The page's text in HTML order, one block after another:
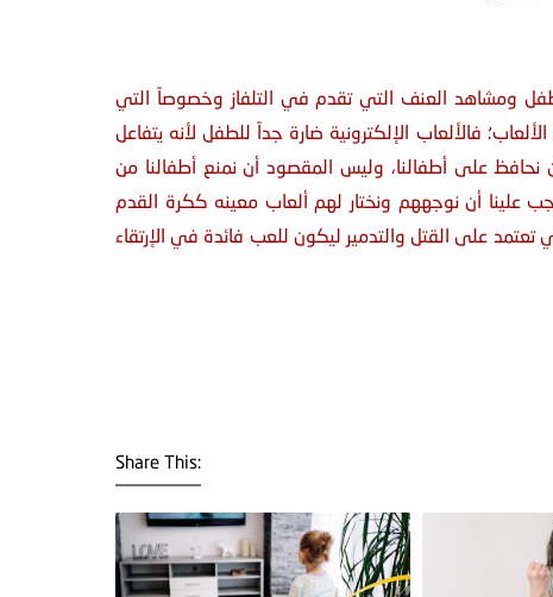
ومشاهد العنف التي تقدم في التلفاز وخصوصاً التي
فالألعاب الإلكترونية ضارة جداً للطفل لأنه يتفاعل
نحافظ على أطفالنا، وليس المقصود أن نمنع أطفالنا من
أن نوجههم ونختار لهم ألعاب معينه ككرة القدم
تعتمد على القتل والتدمير ليكون للعب فائدة في الإرتقاء
Share This: